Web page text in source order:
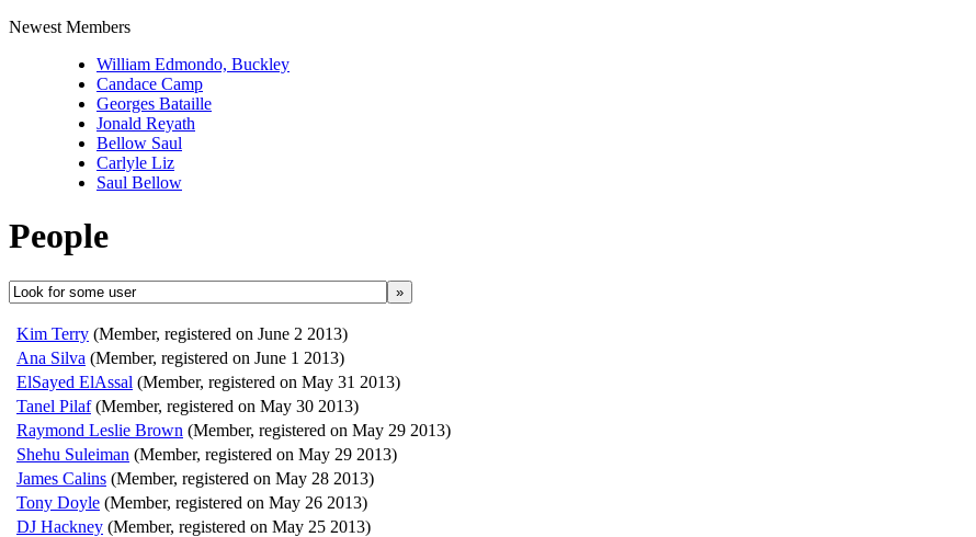
Newest Members
William Edmondo, Buckley
Candace Camp
Georges Bataille
Jonald Reyath
Bellow Saul
Carlyle Liz
Saul Bellow
People
»
Kim Terry (Member, registered on June 2 2013)
Ana Silva (Member, registered on June 1 2013)
ElSayed ElAssal (Member, registered on May 31 2013)
Tanel Pilaf (Member, registered on May 30 2013)
Raymond Leslie Brown (Member, registered on May 29 2013)
Shehu Suleiman (Member, registered on May 29 2013)
James Calins (Member, registered on May 28 2013)
Tony Doyle (Member, registered on May 26 2013)
DJ Hackney (Member, registered on May 25 2013)